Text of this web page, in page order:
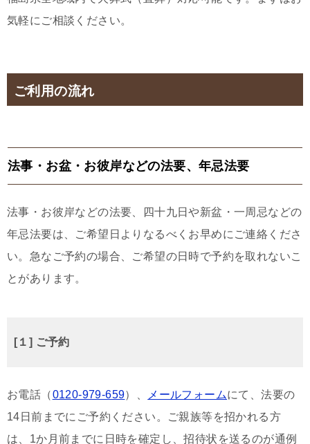
気軽にご相談ください。
ご利用の流れ
法事・お盆・お彼岸などの法要、年忌法要
法事・お彼岸などの法要、四十九日や新盆・一周忌などの
年忌法要は、ご希望日よりなるべくお早めにご連絡くださ
い。急なご予約の場合、ご希望の日時で予約を取れないこ
とがあります。
[１] ご予約
お電話（0120-979-659）、 メールフォームにて、法要の
14日前までにご予約ください。ご親族等を招かれる方
は、1か月前までに日時を確定し、招待状を送るのが通例